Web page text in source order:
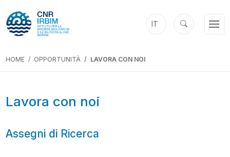
IT
HOME OPPORTUNITÀ LAVORA CON NOI
Lavora con noi
Assegni di Ricerca